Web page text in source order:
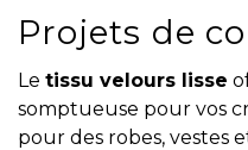
Projets de
Le tissu velours lisse
somptueuse pour vos
pour des robes, vestes